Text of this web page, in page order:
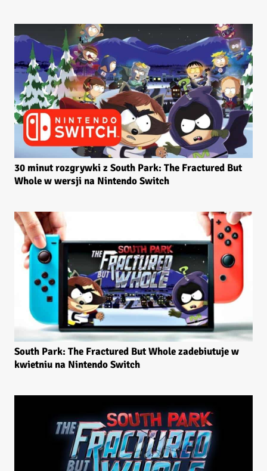
30 minut rozgrywki z South Park: The Fractured But
Whole w wersji na Nintendo Switch
South Park: The Fractured But Whole zadebiutuje w
kwietniu na Nintendo Switch